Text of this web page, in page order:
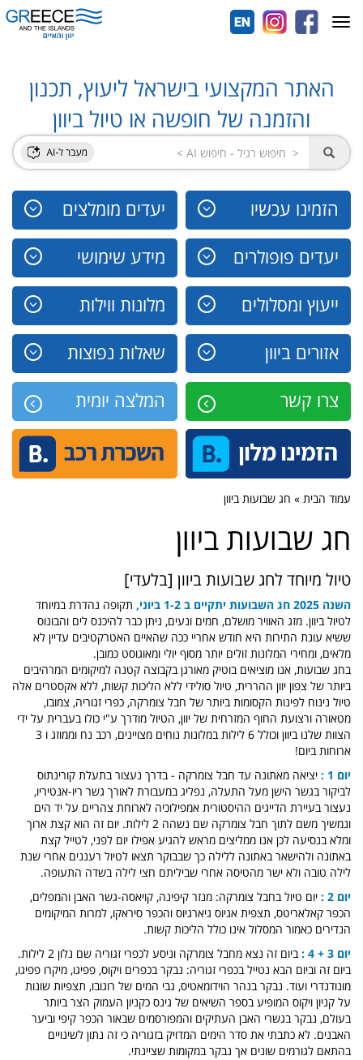
האתר המקצועי בישראל ליעוץ, תכנון
והזמנה של חופשה או טיול ביוון
הזמינו עכשיו יעדים מומלצים
יעדים פופולרים מידע שימושי
ייעוץ ומסלולים מלונות ווילות
אזורים ביוון שאלות נפוצות
צרו קשר המלצה יומית
Toggle
navigation
עמוד הבית » חג שבועות ביוון
חג שבועות ביוון
טיול מיוחד לחג שבועות ביוון [בלעדי]
השנה 2025 חג השבועות יתקיים ב 1-2 ביוני,
תקופה נהדרת במיוחד
לטיול ביוון. מזג האוויר מושלם, חמים ונעים, ניתן כבר להיכנס לים והבונוס
ששיא עונת התירות היא חודש אחריי ככה שהאיים האטרקטיבים עדיין לא
מלאים, ומחירי המלונות זולים יותר מסוף יולי ומאוגוסט כמובן.
בחג שבועות, אנו מוציאים בוטיק מאורגן בקבוצה קטנה למיקומים המרהיבים
ביותר של צפון יוון ההררית, טיול סולידי ללא הליכות קשות, ללא אקסטרים אלה
טיול נינוח לפינות הקסומות ביותר של חבל צומרקה, כפרי זגוריה, צמובו,
מטאורה ורצועת החוף המזרחית של יוון, הטיול מודרך ע"י כולו בעברית על ידי
הצוות שלנו ביוון וכולל 6 לילות במלונות נוחים מצויינים, רכב נח וממוזג ו 3
ארוחות ביום!
יום 1 :
יציאה מאתונה עד חבל צומרקה - בדרך נעצור בתעלת קורינתוס
לביקור בגשר הישן מעל התעלה, נפליג במעבורת לאורך גשר ריו-אנטיריו,
נעצור בעיירת הדייגים ההיסטורית אמפילוכיה לארוחת צהריים על יד הים
ונמשיך משם לתוך חבל צומרקה שם נשהה 2 לילות. יום זה הוא קצת ארוך
ומלא בנסיעה לכן אנו ממליצים מראש להגיע אפילו יום לפני, לטייל קצת
באתונה ולהישאר באתונה ללילה כך שבבוקר תצאו לטיול רעננים אחרי שנת
לילה טובה ולא ישר מהטיסה אחרי שביליתם חצי לילה בשדה התעופה.
יום 2 :
יום טיול בחבל צומרקה: מנזר קיפינה, קויאסה-גשר האבן והמפלים,
הכפר קאלאריטס, תצפית אגיוס גיארגיוס והכפר סיראקו, למרות המיקומים
הנדירים כאמור המסלול אינו כולל הליכות קשות.
יום 3 + 4 :
ביום זה נצא מחבל צומרקה וניסע לכפרי זגוריה שם נלון 2 לילות.
ביום זה וביום הבא נטייל בכפרי זגוריה: נבקר בכפרים ויקוס, פפיגו, מיקרו פפיגו,
מונודנדרי ועוד. נבקר בנהר הוידומאטיס, גבי המים של רוגובו, תצפיות שונות
על קניון ויקוס המופיע בספר השיאים של גינס כקניון העמוק הצר ביותר
בעולם, נבקר בגשרי האבן העתיקים והמפורסמים שבאור הכפר קיפי וביער
האבנים. לא כתבתי את סדר הימים המדויק בזגוריה כי זה נתון לשינויים
בהתאם לגורמים שונים אך נבקר במקומות שציינתי.